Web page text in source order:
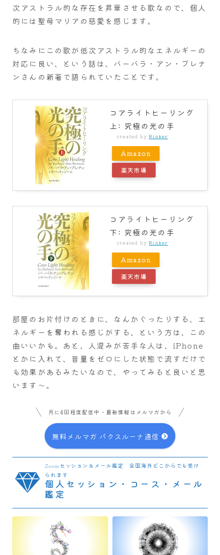
次アストラル的な存在を昇華させる歌なので、個人
的には聖母マリアの慈愛を感じます。
ちなみにこの歌が低次アストラル的なエネルギーの
対応に良い、という話は、バーバラ・アン・ブレナ
ンさんの新著で語られていたことです。
コアライトヒーリング
上: 究極の光の手
created byRinker
Amazon
楽天市場
コアライトヒーリング
下: 究極の光の手
created byRinker
Amazon
楽天市場
部屋のお片付けのときに、なんかぐったりする、エ
ネルギーを奪われる感じがする、という方は、この
曲いいかも。あと、人混みが苦手な人は、iPhone
とかに入れて、音量をゼロにした状態で流すだけで
も効果があるみたいなので、やってみると良いと思
います～。
月に4回程度配信中・最新情報はメルマガから
無料メルマガ パクスルーナ通信
Zoomセッション＆メール鑑定 全国海外どこからでも受け
られます
個人セッション・コース・メール
鑑定